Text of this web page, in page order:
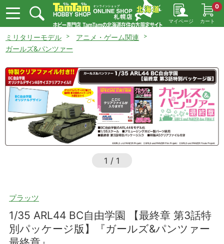
マイページ カート
0
ミリタリーモデル
アニメ・ゲーム関連
ガールズ&パンツァー
1 / 1
プラッツ
1/35 ARL44 BC自由学園 【最終章 第3話特
別パッケージ版】『ガールズ&パンツァー